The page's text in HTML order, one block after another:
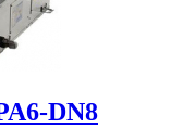
DN8